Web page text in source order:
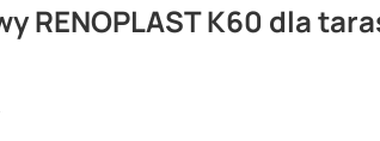
RENOPLAST K60 dla